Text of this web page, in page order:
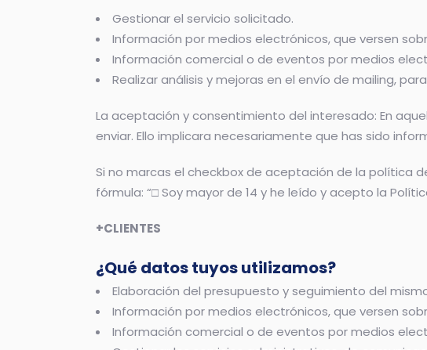
Gestionar el servicio solicitado.
Información por medios electrónicos, que versen
Información comercial o de eventos por medios
Realizar análisis y mejoras en el envío de mailing,
La aceptación y consentimiento del interesado: En
enviar. Ello implicara necesariamente que has sido
Si no marcas el checkbox de aceptación de la política
fórmula: “□ Soy mayor de 14 y he leído y acepto la
+CLIENTES
¿Qué datos tuyos utilizamos?
Elaboración del presupuesto y seguimiento del
Información por medios electrónicos, que versen
Información comercial o de eventos por medios